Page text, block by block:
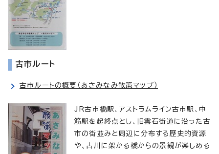
古市ルート
古市ルートの概要（あさみなみ散策マップ）
JR古市橋駅、アストラムライン古市駅、中
筋駅を起終点とし、旧雲石街道に沿った古
市の街並みと周辺に分布する歴史的資源
や、古川に架かる橋からの景観が楽しめる